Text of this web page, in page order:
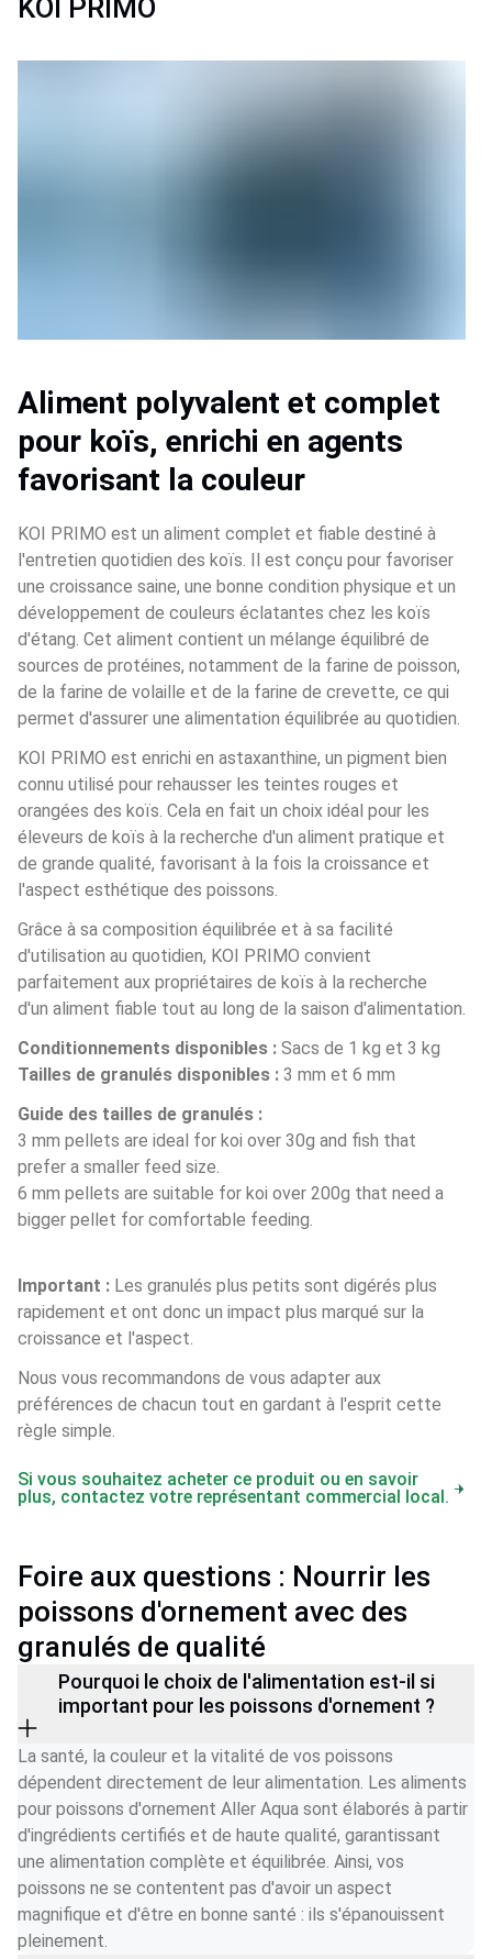
KOI PRIMO
Aliment polyvalent et complet
pour koïs, enrichi en agents
favorisant la couleur
KOI PRIMO est un aliment complet et fiable destiné à
l'entretien quotidien des koïs. Il est conçu pour favoriser
une croissance saine, une bonne condition physique et un
développement de couleurs éclatantes chez les koïs
d'étang. Cet aliment contient un mélange équilibré de
sources de protéines, notamment de la farine de poisson,
de la farine de volaille et de la farine de crevette, ce qui
permet d'assurer une alimentation équilibrée au quotidien.
KOI PRIMO est enrichi en astaxanthine, un pigment bien
connu utilisé pour rehausser les teintes rouges et
orangées des koïs. Cela en fait un choix idéal pour les
éleveurs de koïs à la recherche d'un aliment pratique et
de grande qualité, favorisant à la fois la croissance et
l'aspect esthétique des poissons.
Grâce à sa composition équilibrée et à sa facilité
d'utilisation au quotidien, KOI PRIMO convient
parfaitement aux propriétaires de koïs à la recherche
d'un aliment fiable tout au long de la saison d'alimentation.
Conditionnements disponibles : Sacs de 1 kg et 3 kg
Tailles de granulés disponibles : 3 mm et 6 mm
Guide des tailles de granulés :
3 mm pellets are ideal for koi over 30g and fish that
prefer a smaller feed size.
6 mm pellets are suitable for koi over 200g that need a
bigger pellet for comfortable feeding.
Important : Les granulés plus petits sont digérés plus
rapidement et ont donc un impact plus marqué sur la
croissance et l'aspect.
Nous vous recommandons de vous adapter aux
préférences de chacun tout en gardant à l'esprit cette
règle simple.
Si vous souhaitez acheter ce produit ou en savoir
plus, contactez votre représentant commercial local.
Foire aux questions : Nourrir les
poissons d'ornement avec des
granulés de qualité
Pourquoi le choix de l'alimentation est-il si
important pour les poissons d'ornement ?
La santé, la couleur et la vitalité de vos poissons
dépendent directement de leur alimentation. Les aliments
pour poissons d'ornement Aller Aqua sont élaborés à partir
d'ingrédients certifiés et de haute qualité, garantissant
une alimentation complète et équilibrée. Ainsi, vos
poissons ne se contentent pas d'avoir un aspect
magnifique et d'être en bonne santé : ils s'épanouissent
pleinement.